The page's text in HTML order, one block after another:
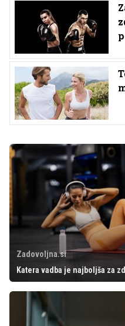
Zadovoljna.si
Katera vadba je najboljša za